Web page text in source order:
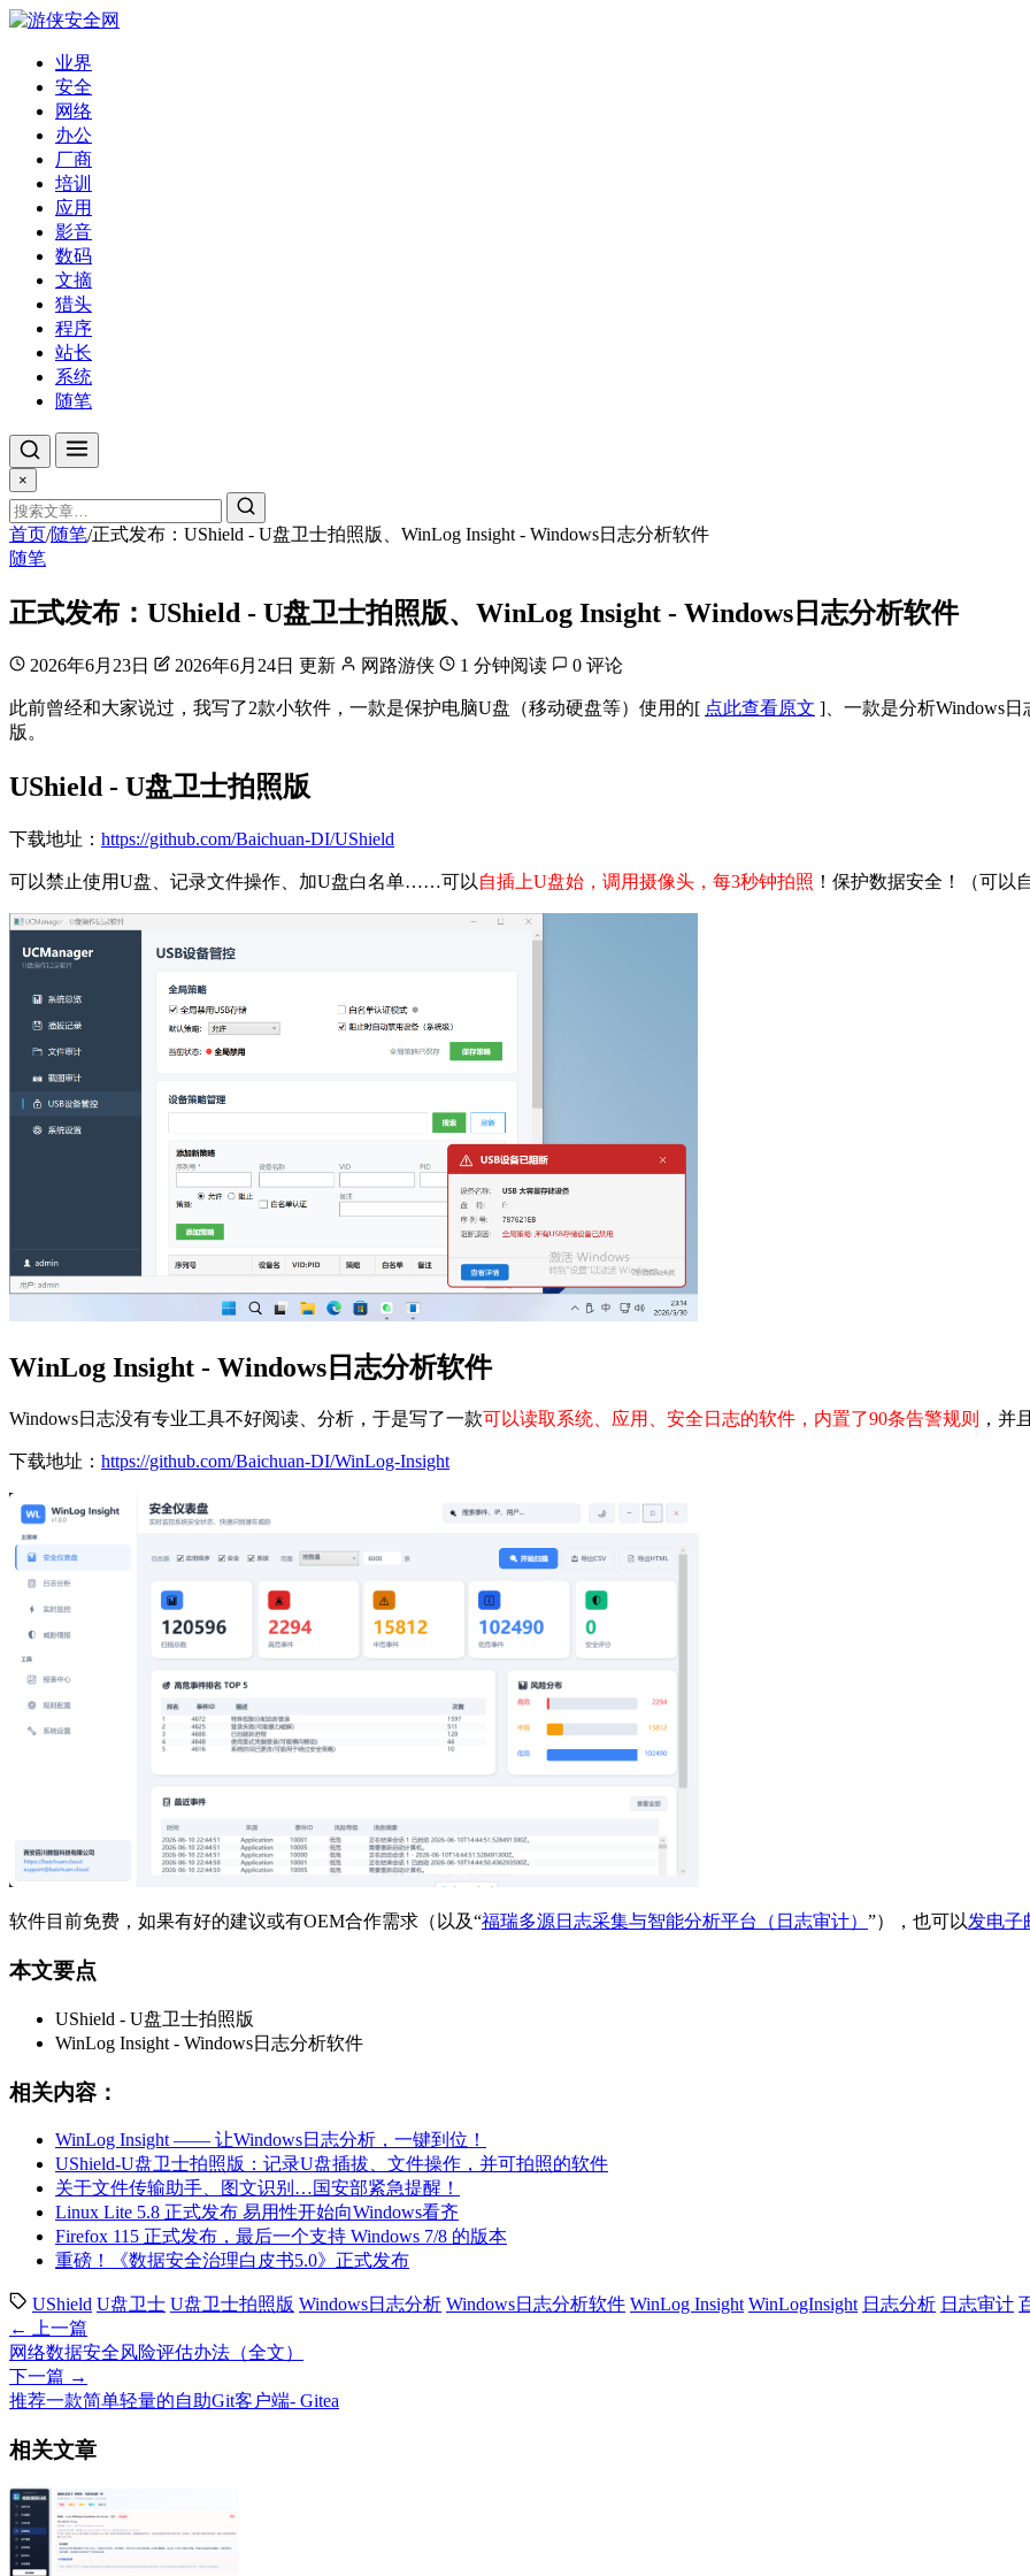
业界
安全
网络
办公
厂商
培训
应用
影音
数码
文摘
猎头
程序
站长
系统
随笔
×
首页/随笔/正式发布：UShield - U盘卫士拍照版、WinLog Insight - Windows日志分析软件
随笔
正式发布：UShield - U盘卫士拍照版、WinLog Insight - Windows日志分析软件
2026年6月23日 2026年6月24日 更新 网路游侠 1 分钟阅读 0 评论
此前曾经和大家说过，我写了2款小软件，一款是保护电脑U盘（移动硬盘等）使用的[ 点此查看原文 ]、一款是分析Windows日
版。
UShield - U盘卫士拍照版
下载地址： https://github.com/Baichuan-DI/UShield
可以禁止使用U盘、记录文件操作、加U盘白名单……可以 自插上U盘始，调用摄像头，每3秒钟拍照 ！保护数据安全！（可以
WinLog Insight - Windows日志分析软件
Windows日志没有专业工具不好阅读、分析，于是写了一款可以读取系统、应用、安全日志的软件，内置了90条告警规则 ，并
下载地址： https://github.com/Baichuan-DI/WinLog-Insight
软件目前免费，如果有好的建议或有OEM合作需求（以及“福瑞多源日志采集与智能分析平台（日志审计） ”），也可以发电子
本文要点
UShield - U盘卫士拍照版
WinLog Insight - Windows日志分析软件
相关内容：
WinLog Insight —— 让Windows日志分析，一键到位！
UShield-U盘卫士拍照版：记录U盘插拔、文件操作，并可拍照的软件
关于文件传输助手、图文识别…国安部紧急提醒！
Linux Lite 5.8 正式发布 易用性开始向Windows看齐
Firefox 115 正式发布，最后一个支持 Windows 7/8 的版本
重磅！《数据安全治理白皮书5.0》正式发布
UShield U盘卫士 U盘卫士拍照版 Windows日志分析 Windows日志分析软件 WinLog Insight WinLogInsight 日志分析 日志审计
← 上一篇
网络数据安全风险评估办法（全文）
下一篇 →
推荐一款简单轻量的自助Git客户端- Gitea
相关文章